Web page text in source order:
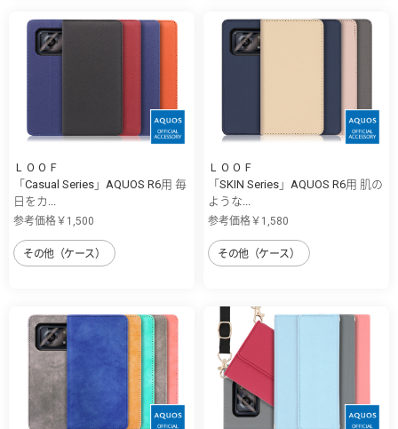
ＬＯＯＦ
「Casual Series」AQUOS R6用 毎
日をカ...
参考価格￥1,500
その他（ケース）
ＬＯＯＦ
「SKIN Series」AQUOS R6用 肌の
ような...
参考価格￥1,580
その他（ケース）